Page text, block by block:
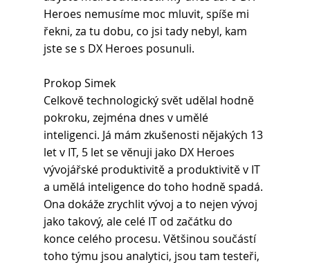
Heroes nemusíme moc mluvit, spíše mi
řekni, za tu dobu, co jsi tady nebyl, kam
jste se s DX Heroes posunuli.
Prokop Simek
Celkově technologický svět udělal hodně
pokroku, zejména dnes v umělé
inteligenci. Já mám zkušenosti nějakých 13
let v IT, 5 let se věnuji jako DX Heroes
vývojářské produktivitě a produktivitě v IT
a umělá inteligence do toho hodně spadá.
Ona dokáže zrychlit vývoj a to nejen vývoj
jako takový, ale celé IT od začátku do
konce celého procesu. Většinou součástí
toho týmu jsou analytici, jsou tam testeři,